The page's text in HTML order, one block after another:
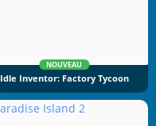
NOUVEAU
Idle Inventor: Factory Tycoon